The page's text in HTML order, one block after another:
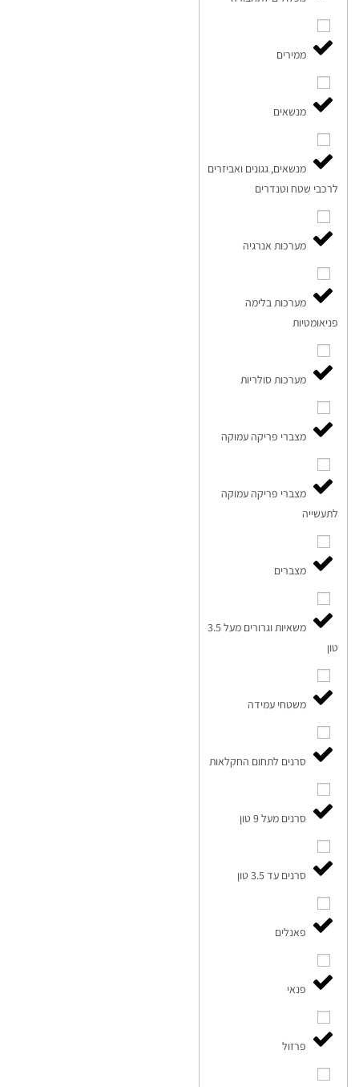
ממירים
מנשאים
מנשאים, גגונים ואביזרים
לרכבי שטח וטנדרים
מערכות אנרגיה
מערכות בלימה
פניאומטיות
מערכות סולריות
מצברי פריקה עמוקה
מצברי פריקה עמוקה
לתעשייה
מצברים
משאיות וגרורים מעל 3.5
טון
משטחי עמידה
סרנים לתחום החקלאות
סרנים מעל 9 טון
סרנים עד 3.5 טון
פאנלים
פנאי
פרזול